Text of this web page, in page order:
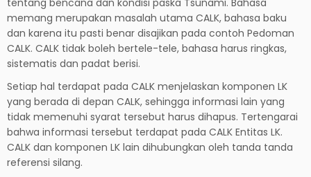
memang merupakan masalah utama CALK, bahasa baku
dan karena itu pasti benar disajikan pada contoh Pedoman
CALK. CALK tidak boleh bertele-tele, bahasa harus ringkas,
sistematis dan padat berisi.
Setiap hal terdapat pada CALK menjelaskan komponen LK
yang berada di depan CALK, sehingga informasi lain yang
tidak memenuhi syarat tersebut harus dihapus. Tertengarai
bahwa informasi tersebut terdapat pada CALK Entitas LK.
CALK dan komponen LK lain dihubungkan oleh tanda tanda
referensi silang.